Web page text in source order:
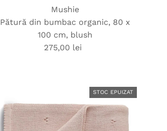
Mushie
Pătură din bumbac organic, 80 x
100 cm, blush
Preț
275,00 lei
STOC EPUIZAT